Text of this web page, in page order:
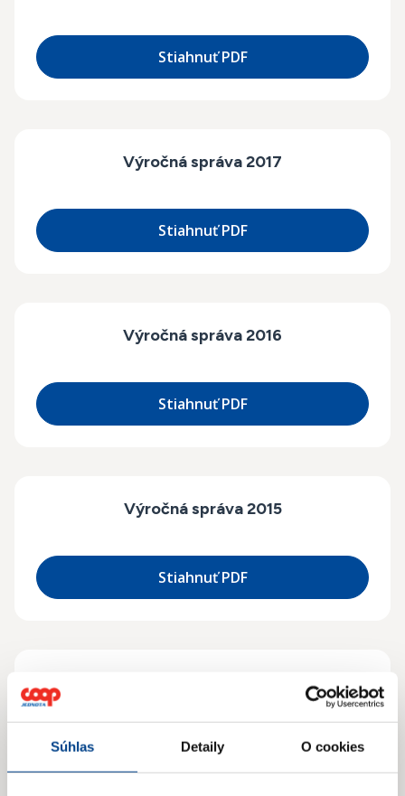
Súhlas Detaily O cookies
Stiahnuť PDF
Výročná správa 2017
Stiahnuť PDF
Výročná správa 2016
Stiahnuť PDF
Výročná správa 2015
Stiahnuť PDF
Stiahnuť PDF